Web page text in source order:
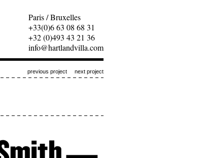
Paris / Bruxelles
+33(0)6 63 08 68 31
+32 (0)493 43 21 36
info@hartlandvilla.com
previous project next project